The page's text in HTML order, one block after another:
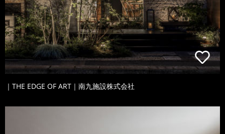
｜THE EDGE OF ART｜南九施設株式会社